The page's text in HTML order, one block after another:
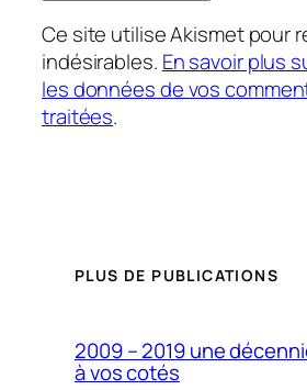
Ce site utilise Akismet pour
indésirables. En savoir plus
les données de vos
traitées.
PLUS DE PUBLICATIONS
2009 – 2019 une
à vos cotés